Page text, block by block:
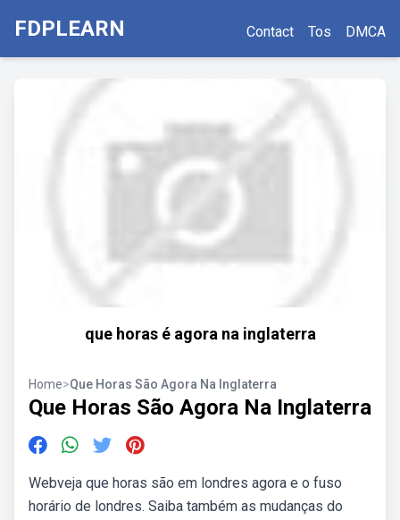
FDPLEARN Contact Tos DMCA
que horas é agora na inglaterra
Home>Que Horas São Agora Na Inglaterra
Que Horas São Agora Na Inglaterra
Webveja que horas são em londres agora e o fuso
horário de londres. Saiba também as mudanças do